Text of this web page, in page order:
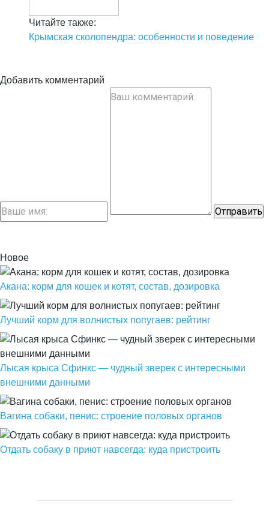
Читайте также:
Крымская сколопендра: особенности и поведение
Добавить комментарий
Новое
Акана: корм для кошек и котят, состав, дозировка
Лучший корм для волнистых попугаев: рейтинг
Лысая крыса Сфинкс — чудный зверек с интересными
внешними данными
Вагина собаки, пенис: строение половых органов
Отдать собаку в приют навсегда: куда пристроить